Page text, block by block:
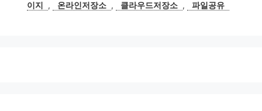
이지
, 온라인저장소 , 클라우드저장소 , 파일공유